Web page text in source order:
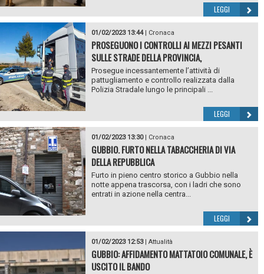
LEGGI
01/02/2023 13:44| Cronaca
PROSEGUONO I CONTROLLI AI MEZZI PESANTI
SULLE STRADE DELLA PROVINCIA,
Prosegue incessantemente l’attività di
pattugliamento e controllo realizzata dalla
Polizia Stradale lungo le principali ...
LEGGI
01/02/2023 13:30| Cronaca
GUBBIO. FURTO NELLA TABACCHERIA DI VIA
DELLA REPUBBLICA
Furto in pieno centro storico a Gubbio nella
notte appena trascorsa, con i ladri che sono
entrati in azione nella centra...
LEGGI
01/02/2023 12:53| Attualità
GUBBIO: AFFIDAMENTO MATTATOIO COMUNALE, È
USCITO IL BANDO